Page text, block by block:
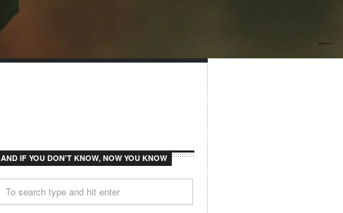
AND IF YOU DON’T KNOW, NOW YOU KNOW